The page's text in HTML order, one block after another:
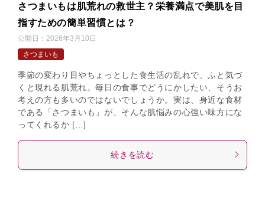
さつまいもは肌荒れの救世主？栄養満点で美肌を目
指すための簡単習慣とは？
公開日： 2026年3月10日
さつまいも
季節の変わり目やちょっとした食生活の乱れで、ふと気づ
くと現れる肌荒れ。毎日の食事でどうにかしたい、そうお
考えの方も多いのではないでしょうか。実は、身近な食材
である「さつまいも」が、そんな肌悩みの心強い味方にな
ってくれるか […]
続きを読む